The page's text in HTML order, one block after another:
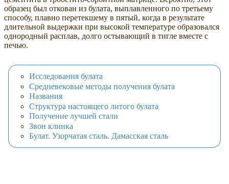
образец был откован из булата, выплавленного по третьему
способу, плавно перетекшему в пятый, когда в результате
длительной выдержки при высокой температуре образовался
однородный расплав, долго остывающий в тигле вместе с
печью.
Исследования булата
Средневековые методы получения булата
Названия
Структура настоящего литого булата
Получение лучшей стали
Звон клинка
Булат. Узорчатая сталь. Дамасская сталь